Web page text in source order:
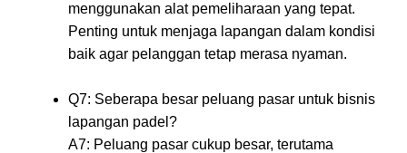
menggunakan alat pemeliharaan yang tepat.
Penting untuk menjaga lapangan dalam kondisi
baik agar pelanggan tetap merasa nyaman.
Q7: Seberapa besar peluang pasar untuk bisnis
lapangan padel?
A7: Peluang pasar cukup besar, terutama